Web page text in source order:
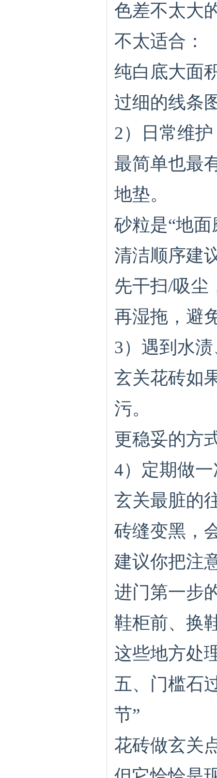
色差不太大
不太适合：
纯白底大面
过细的线条
2）日常维
最简单也最
地垫。
砂粒是“地
清洁顺序建
先干扫/吸尘
再湿拖，避
3）遇到水
玄关花砖如
污。
更稳妥的方
4）定期做
玄关最脏的
砖缝变黑，
建议你把注
进门第一步
鞋柜前、换
这些地方处
五、门槛石
节”
花砖做玄关